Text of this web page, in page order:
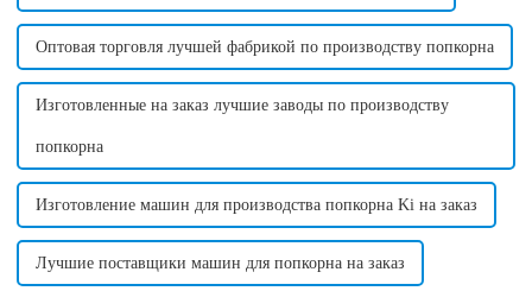
Оптовая торговля лучшей фабрикой по производству попкорна
Изготовленные на заказ лучшие заводы по производству
попкорна
Изготовление машин для производства попкорна Ki на заказ
Лучшие поставщики машин для попкорна на заказ